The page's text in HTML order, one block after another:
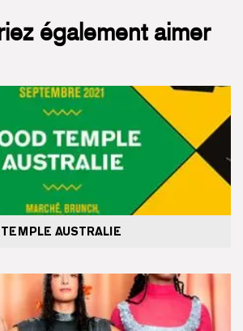
également aimer
AUSTRALIE